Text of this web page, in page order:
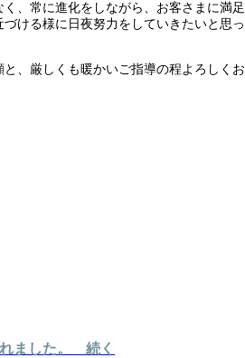
、常に進化をしながら、お客さまに満足
ける様に日夜努力をしていきたいと思っ
、厳しくも暖かいご指導の程よろしくお
ました。 続く